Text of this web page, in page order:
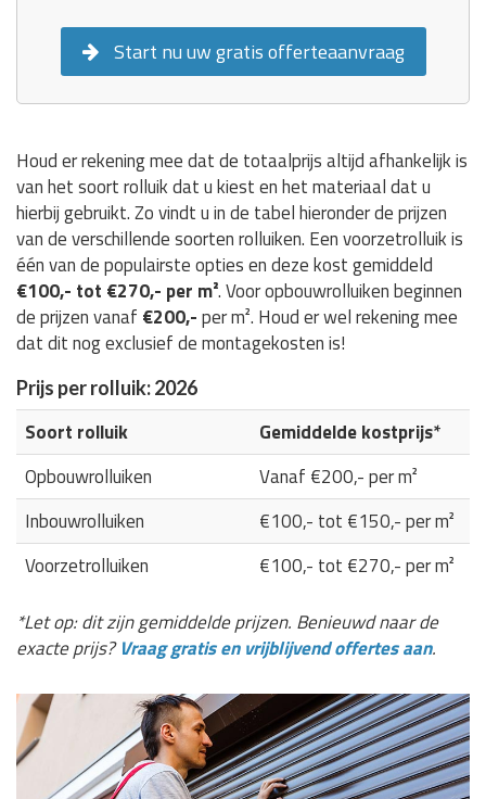
Start nu uw gratis offerteaanvraag
Houd er rekening mee dat de totaalprijs altijd afhankelijk is
van het soort rolluik dat u kiest en het materiaal dat u
hierbij gebruikt. Zo vindt u in de tabel hieronder de prijzen
van de verschillende soorten rolluiken. Een voorzetrolluik is
één van de populairste opties en deze kost gemiddeld
€100,- tot €270,- per m². Voor opbouwrolluiken beginnen
de prijzen vanaf €200,-per m². Houd er wel rekening mee
dat dit nog exclusief de montagekosten is!
Prijs per rolluik: 2026
Soort rolluik
Gemiddelde kostprijs*
Opbouwrolluiken
Vanaf €200,- per m²
Inbouwrolluiken
€100,- tot €150,- per m²
Voorzetrolluiken
€100,- tot €270,- per m²
*Let op: dit zijn gemiddelde prijzen. Benieuwd naar de
exacte prijs?Vraag gratis en vrijblijvend offertes aan.